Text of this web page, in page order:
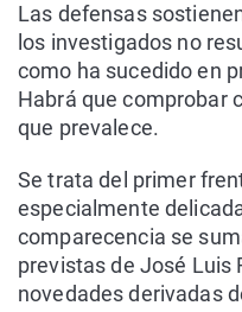
Las defensas
los investigados no
como ha sucedido en
Habrá que comprobar
que prevalece.
Se trata del primer
especialmente
comparecencia se
previstas de José Luis
novedades derivadas